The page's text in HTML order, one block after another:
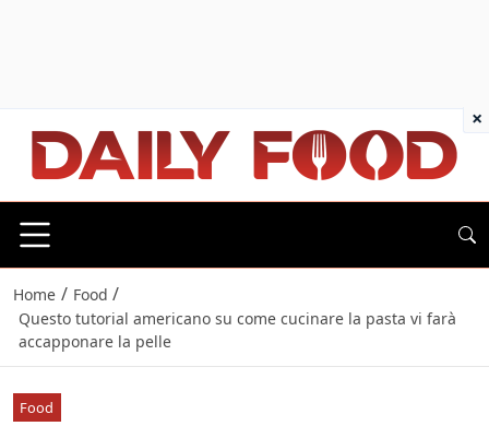
Home / Food /
Questo tutorial americano su come cucinare la pasta vi farà
accapponare la pelle
Food
×